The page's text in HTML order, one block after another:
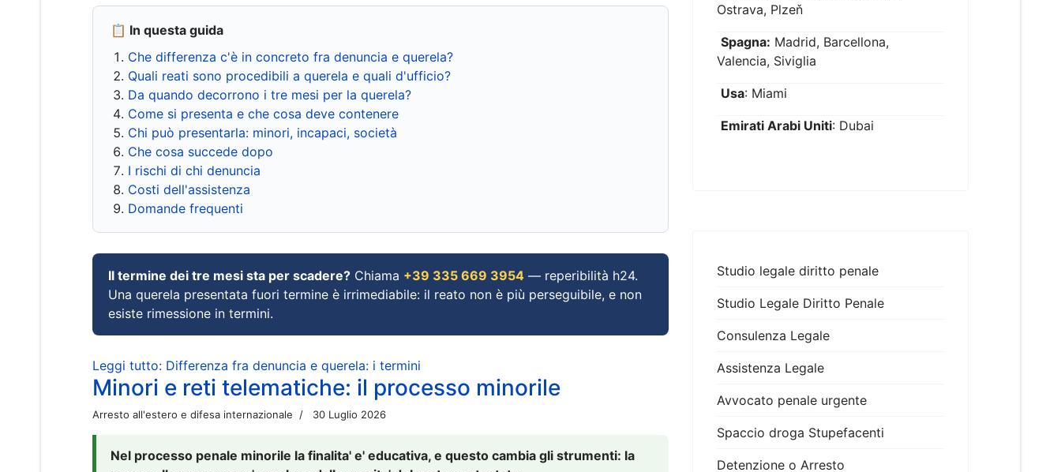
📋 In questa guida
Che differenza c'è in concreto fra denuncia e querela?
Quali reati sono procedibili a querela e quali d'ufficio?
Da quando decorrono i tre mesi per la querela?
Come si presenta e che cosa deve contenere
Chi può presentarla: minori, incapaci, società
Che cosa succede dopo
I rischi di chi denuncia
Costi dell'assistenza
Domande frequenti
Il termine dei tre mesi sta per scadere? Chiama +39 335 669 3954 — reperibilità h24.
Una querela presentata fuori termine è irrimediabile: il reato non è più perseguibile, e non
esiste rimessione in termini.
Leggi tutto: Differenza fra denuncia e querela: i termini
Minori e reti telematiche: il processo minorile
Arresto all'estero e difesa internazionale 30 Luglio 2026
Nel processo penale minorile la finalita' e' educativa, e questo cambia gli strumenti: la
Ostrava, Plzeň
Spagna: Madrid, Barcellona,
Valencia, Siviglia
Usa: Miami
Emirati Arabi Uniti: Dubai
Studio legale diritto penale
Studio Legale Diritto Penale
Consulenza Legale
Assistenza Legale
Avvocato penale urgente
Spaccio droga Stupefacenti
Detenzione o Arresto